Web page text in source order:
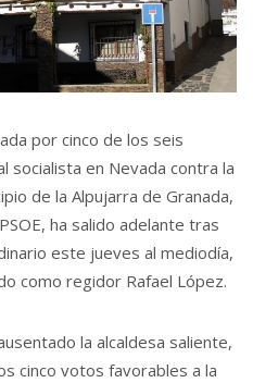
por cinco de los seis
socialista en Nevada contra la
de la Alpujarra de Granada,
ha salido adelante tras
este jueves al mediodía,
como regidor Rafael López.
la alcaldesa saliente,
cinco votos favorables a la